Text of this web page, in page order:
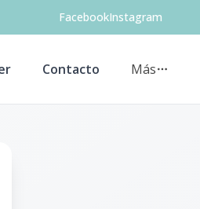
FacebookInstagram
Contacto Más